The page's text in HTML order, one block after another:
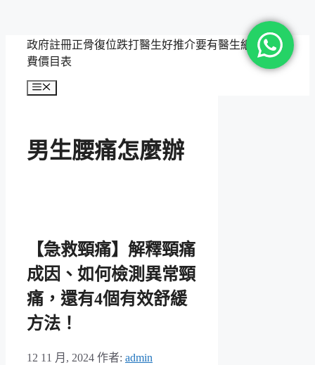
政府註冊正骨復位跌打醫生好推介要有醫生紙，附收
費價目表
選
男生腰痛怎麼辦
【急救頸痛】解釋頸痛
成因、如何檢測異常頸
痛，還有4個有效舒緩
方法！
12 11 月, 2024 作者: admin